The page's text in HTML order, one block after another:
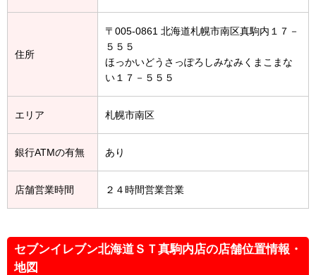
住所
〒005-0861 北海道札幌市南区真駒内１７－
５５５
ほっかいどうさっぽろしみなみくまこまな
い１７－５５５
エリア 札幌市南区
銀行ATMの有無 あり
店舗営業時間 ２４時間営業営業
セブンイレブン北海道ＳＴ真駒内店の店舗位置情報・
地図